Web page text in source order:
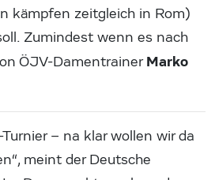
kämpfen zeitgleich in Rom)
Zumindest wenn es nach
ÖJV-DamentrainerMarko
– na klar wollen wir da
meint der Deutsche